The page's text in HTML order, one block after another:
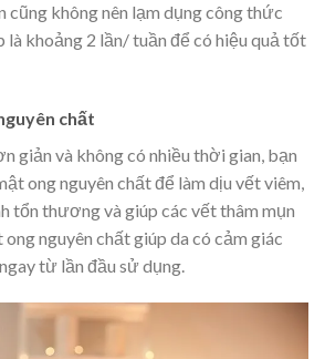
cũng không nên lạm dụng công thức
là khoảng 2 lần/ tuần để có hiệu quả tốt
chất
giản và không có nhiều thời gian, bạn
ong nguyên chất để làm dịu vết viêm,
tổn thương và giúp các vết thâm mụn
nguyên chất giúp da có cảm giác
từ lần đầu sử dụng.